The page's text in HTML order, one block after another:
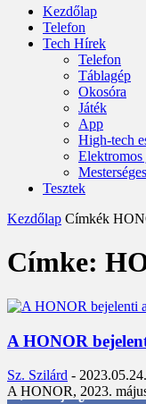
Kezdőlap
Telefon
Tech Hírek
Telefon
Táblagép
Okosóra
Játék
App
High-tech
Elektromos
Tesztek
Kezdőlap Címkék
Címke:
A HONOR
Sz. Szilárd - 2023.05.24.
A HONOR, 2023.
3,452 Rajongók